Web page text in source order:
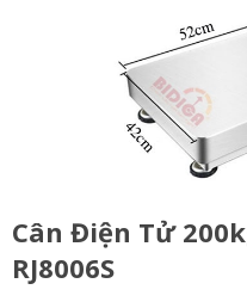
Cân Điện Tử
RJ8006S